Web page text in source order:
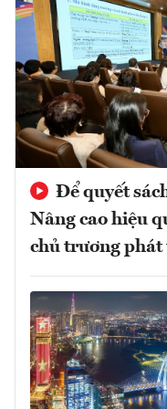
Để quyết
Nâng cao hiệu
chủ trương